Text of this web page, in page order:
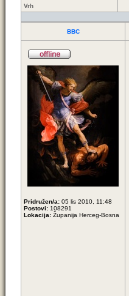
Vrh
BBC
Pridružen/a: 05 lis 2010, 11:48
Postovi: 108291
Lokacija: Županija Herceg-Bosna